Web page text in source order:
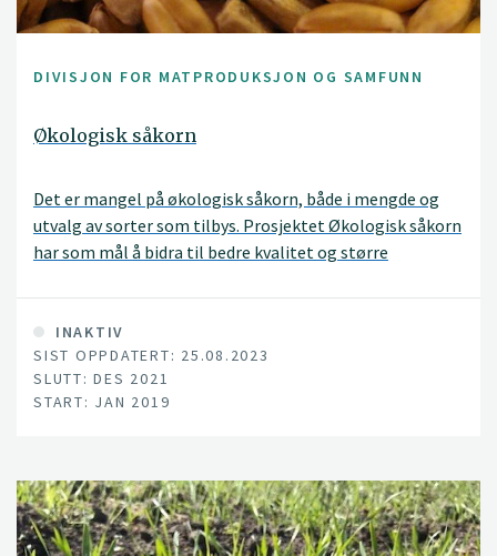
DIVISJON FOR MATPRODUKSJON OG SAMFUNN
Økologisk såkorn
Det er mangel på økologisk såkorn, både i mengde og
utvalg av sorter som tilbys. Prosjektet Økologisk såkorn
har som mål å bidra til bedre kvalitet og større
INAKTIV
SIST OPPDATERT: 25.08.2023
SLUTT: DES 2021
START: JAN 2019